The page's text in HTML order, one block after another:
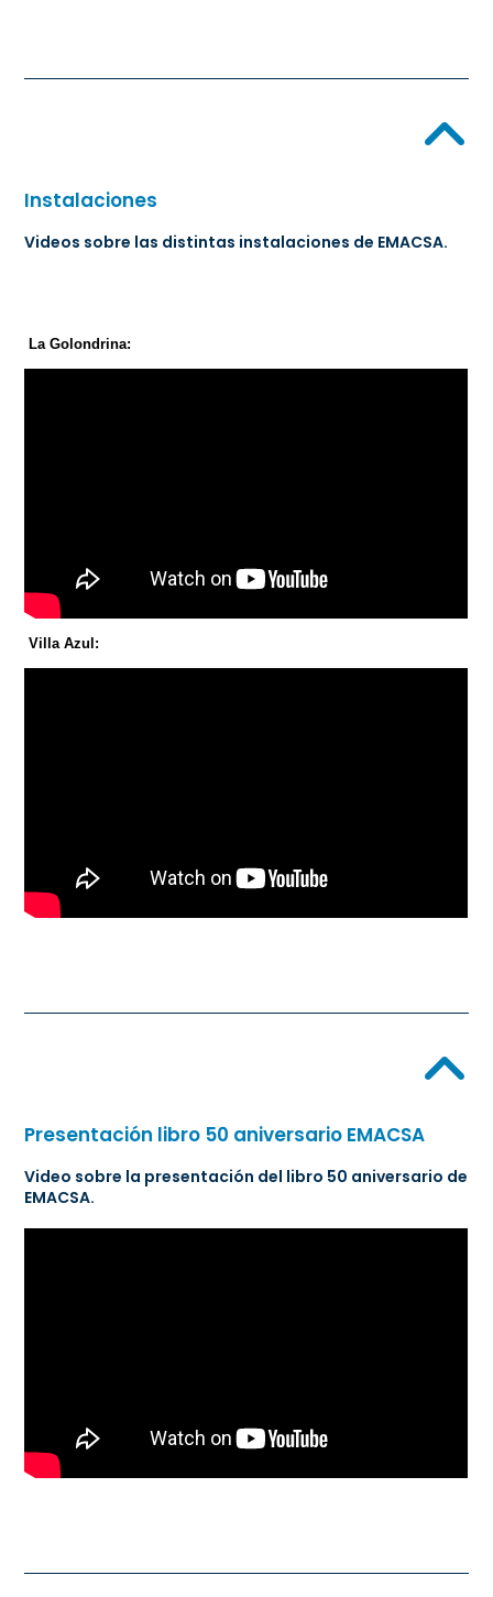
Instalaciones
Videos sobre las distintas instalaciones de EMACSA.
La Golondrina:
Villa Azul:
Presentación libro 50 aniversario EMACSA
Video sobre la presentación del libro 50 aniversario de
EMACSA.